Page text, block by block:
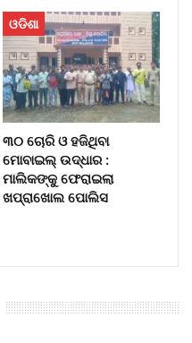
ଓଡିଶା
୩୦ ଚୋରି ଓ ହଜିଥିବା
ମୋବାଇଲ୍‌ ଉଦ୍ଧାର :
ମାଲିକଙ୍କୁ ଫେରାଇଲା
ଖପ୍ରାଖୋଲ ପୋଲିସ